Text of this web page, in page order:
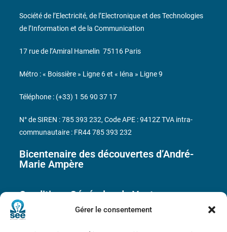
Gérer le consentement
Bicentenaire des découvertes d’André-
Marie Ampère
Conditions Générales de Vente
Société de l’Electricité, de l’Electronique et des Technologies
de l’Information et de la Communication
17 rue de l’Amiral Hamelin 75116 Paris
Métro : « Boissière » Ligne 6 et « Iéna » Ligne 9
Téléphone : (+33) 1 56 90 37 17
N° de SIREN : 785 393 232, Code APE : 9412Z TVA intra-
communautaire : FR44 785 393 232